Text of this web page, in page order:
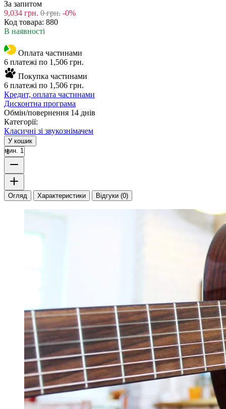
За запитом
9,034 грн. 0 грн. -0%
Код товара: 880
В наявності
Оплата частинами
6 платежі по 1,506 грн.
Покупка частинами
6 платежі по 1,506 грн.
Кредит, оплата частинами
Дисконтна програма
Обмін/повернення 14 днів
Категорії:
Класичні зі звукознімачем
У кошик
мин. 1
Огляд Характеристики Відгуки (0)